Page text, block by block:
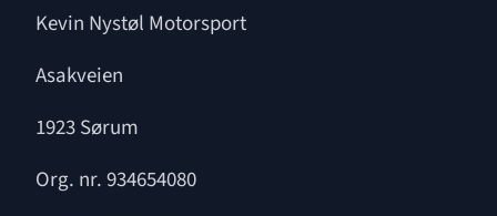
Kevin Nystøl Motorsport
Asakveien
1923 Sørum
Org. nr. 934654080